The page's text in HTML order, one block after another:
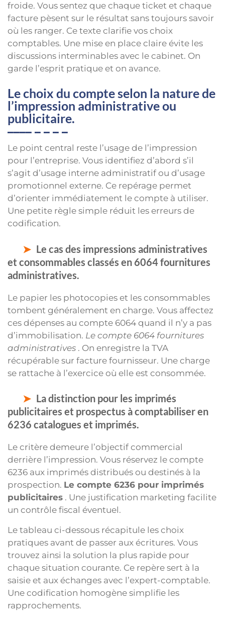
froide. Vous sentez que chaque ticket et chaque
facture pèsent sur le résultat sans toujours savoir
où les ranger. Ce texte clarifie vos choix
comptables. Une mise en place claire évite les
discussions interminables avec le cabinet. On
garde l’esprit pratique et on avance.
Le choix du compte selon la nature de
l’impression administrative ou
publicitaire.
Le point central reste l’usage de l’impression
pour l’entreprise. Vous identifiez d’abord s’il
s’agit d’usage interne administratif ou d’usage
promotionnel externe. Ce repérage permet
d’orienter immédiatement le compte à utiliser.
Une petite règle simple réduit les erreurs de
codification.
Le cas des impressions administratives
et consommables classés en 6064 fournitures
administratives.
Le papier les photocopies et les consommables
tombent généralement en charge. Vous affectez
ces dépenses au compte 6064 quand il n’y a pas
d’immobilisation. Le compte 6064 fournitures
administratives . On enregistre la TVA
récupérable sur facture fournisseur. Une charge
se rattache à l’exercice où elle est consommée.
La distinction pour les imprimés
publicitaires et prospectus à comptabiliser en
6236 catalogues et imprimés.
Le critère demeure l’objectif commercial
derrière l’impression. Vous réservez le compte
6236 aux imprimés distribués ou destinés à la
prospection. Le compte 6236 pour imprimés
publicitaires . Une justification marketing facilite
un contrôle fiscal éventuel.
Le tableau ci-dessous récapitule les choix
pratiques avant de passer aux écritures. Vous
trouvez ainsi la solution la plus rapide pour
chaque situation courante. Ce repère sert à la
saisie et aux échanges avec l’expert-comptable.
Une codification homogène simplifie les
rapprochements.